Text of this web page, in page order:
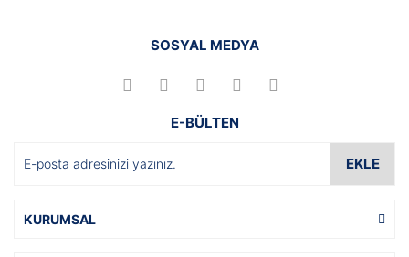
SOSYAL MEDYA
E-BÜLTEN
EKLE
KURUMSAL